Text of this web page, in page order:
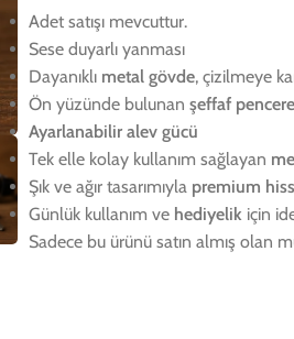
Adet satışı mevcuttur.
Sese duyarlı yanması
Dayanıklı metal gövde, çizilmeye
Ön yüzünde bulunan şeffaf pencere
Ayarlanabilir alev gücü
Tek elle kolay kullanım sağlayan
Şık ve ağır tasarımıyla premium
Günlük kullanım ve hediyelik için
Sadece bu ürünü satın almış olan